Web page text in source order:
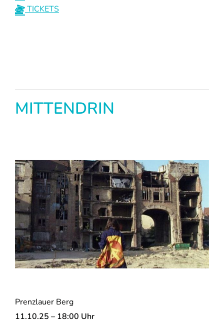
TICKETS
MITTENDRIN
Prenzlauer Berg
11.10.25 – 18:00 Uhr